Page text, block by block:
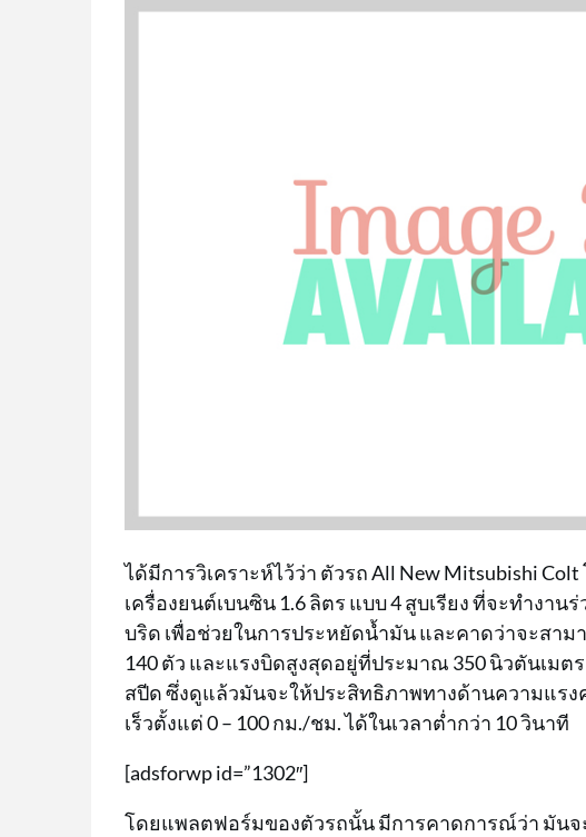
ได้มีการวิเคราะห์ไว้ว่า ตัวรถ All New Mitsubishi
เครื่องยนต์เบนซิน 1.6 ลิตร แบบ 4 สูบเรียง ที่จะทำงา
บริด เพื่อช่วยในการประหยัดน้ำมัน และคาดว่าจะสา
140 ตัว และแรงบิดสูงสุดอยู่ที่ประมาณ 350 นิวตันเมต
สปีด ซึ่งดูแล้วมันจะให้ประสิทธิภาพทางด้านความแร
เร็วตั้งแต่ 0 – 100 กม./ชม. ได้ในเวลาต่ำกว่า 10 วินาที
[adsforwp id=”1302″]
โดยแพลตฟอร์มของตัวรถนั้น มีการคาดการณ์ว่า มันจ